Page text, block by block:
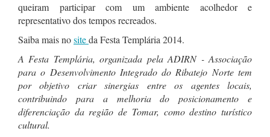
queiram participar com um ambiente acolhedor e
representativo dos tempos recreados.
Saiba mais nositeda Festa Templária 2014.
A Festa Templária, organizada pela ADIRN - Associação
para o Desenvolvimento Integrado do Ribatejo Norte tem
por objetivo criar sinergias entre os agentes locais,
contribuindo para a melhoria do posicionamento e
diferenciação da região de Tomar, como destino turístico
cultural.